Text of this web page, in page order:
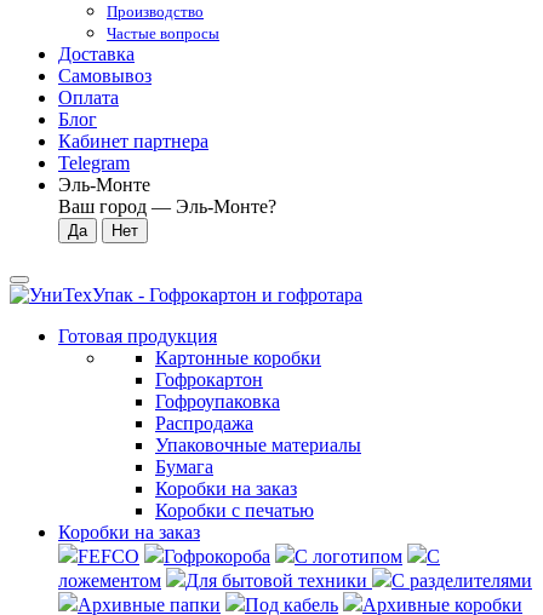
Производство
Частые вопросы
Доставка
Самовывоз
Оплата
Блог
Кабинет партнера
Telegram
Эль-Монте
Ваш город — Эль-Монте?
Готовая продукция
Картонные коробки
Гофрокартон
Гофроупаковка
Распродажа
Упаковочные материалы
Бумага
Коробки на заказ
Коробки с печатью
Коробки на заказ
FEFCO
Гофрокороба С логотипом
С
ложементом
Для бытовой техники
С разделителями
Архивные папки
Под кабель
Архивные коробки